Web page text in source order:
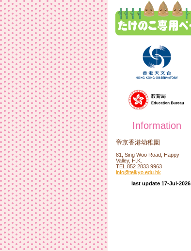
Information
帝京香港幼稚園
81, Sing Woo Road, Happy
Valley, H.K.
TEL.852 2833 9963
info@teikyo.edu.hk
last update 17-Jul-2026